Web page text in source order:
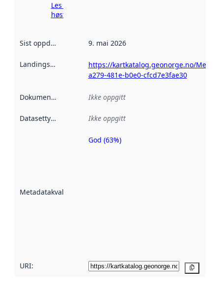
Les mer om
høsting her
Sist oppdatert 9. mai 2026
Landingsside
https://kartkatalog.geonorge.no/
a279-481e-b0e0-cfcd7e3fae30
Dokumentasjon Ikke oppgitt
Datasettype Ikke oppgitt
Metadatakvalitet
Metadatakvalitet
God (63%)
URI: